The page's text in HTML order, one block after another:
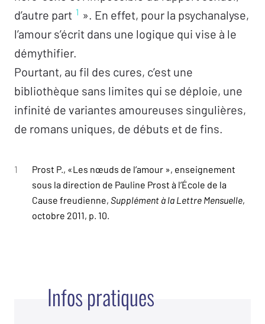
Infos pratiques
d’autre part 1 ». En effet, pour la psychanalyse,
l’amour s’écrit dans une logique qui vise à le
démythifier.
Pourtant, au fil des cures, c’est une
bibliothèque sans limites qui se déploie, une
infinité de variantes amoureuses singulières,
de romans uniques, de débuts et de fins.
1
Prost P., «Les nœuds de l’amour », enseignement
sous la direction de Pauline Prost à l’École de la
Cause freudienne, Supplément à la Lettre Mensuelle,
octobre 2011, p. 10.